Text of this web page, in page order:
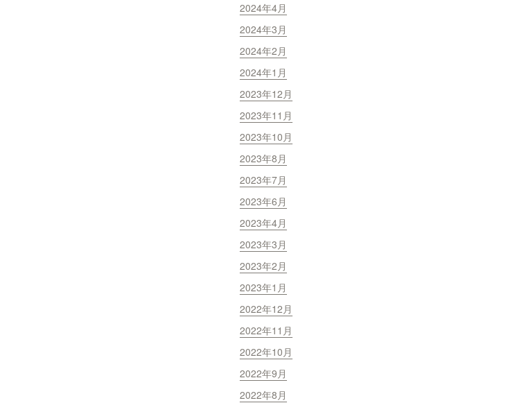
2024年4月
2024年3月
2024年2月
2024年1月
2023年12月
2023年11月
2023年10月
2023年8月
2023年7月
2023年6月
2023年4月
2023年3月
2023年2月
2023年1月
2022年12月
2022年11月
2022年10月
2022年9月
2022年8月